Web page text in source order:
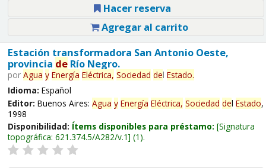
Hacer reserva
Agregar al carrito
Estación transformadora San Antonio Oeste,
provincia deRío Negro.
por Agua y Energía Eléctrica, Sociedad del Estado.
Idioma: Español
Editor: Buenos Aires: Agua y Energía Eléctrica, Sociedad del Estado,
1998
Disponibilidad: Ítems disponibles para préstamo: Signatura
topográfica: 621.374.5/A282/v.1 (1).